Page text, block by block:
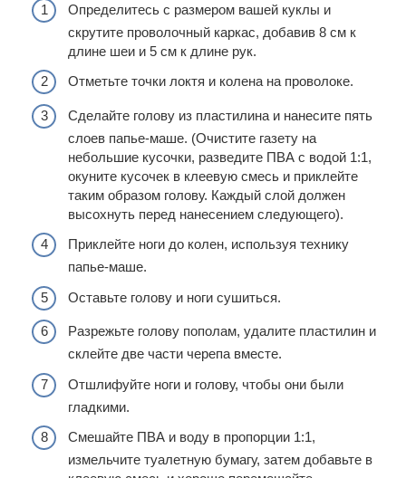
Определитесь с размером вашей куклы и
скрутите проволочный каркас, добавив 8 см к
длине шеи и 5 см к длине рук.
Отметьте точки локтя и колена на проволоке.
Сделайте голову из пластилина и нанесите пять
слоев папье-маше. (Очистите газету на
небольшие кусочки, разведите ПВА с водой 1:1,
окуните кусочек в клеевую смесь и приклейте
таким образом голову. Каждый слой должен
высохнуть перед нанесением следующего).
Приклейте ноги до колен, используя технику
папье-маше.
Оставьте голову и ноги сушиться.
Разрежьте голову пополам, удалите пластилин и
склейте две части черепа вместе.
Отшлифуйте ноги и голову, чтобы они были
гладкими.
Смешайте ПВА и воду в пропорции 1:1,
измельчите туалетную бумагу, затем добавьте в